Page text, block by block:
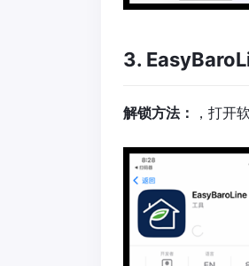
3.
解锁方法： ，打开